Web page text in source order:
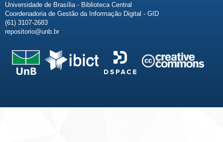
Universidade de Brasília - Biblioteca Central
Coordenadoria de Gestão da Informação Digital - GID
(61) 3107-2683
repositorio@unb.br